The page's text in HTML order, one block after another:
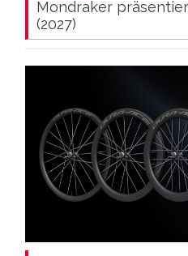
Mondraker
(2027)